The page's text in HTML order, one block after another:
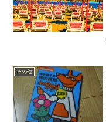
その他